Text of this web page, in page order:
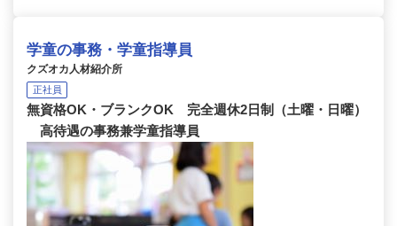
学童の事務・学童指導員
クズオカ人材紹介所
正社員
無資格OK・ブランクOK 完全週休2日制（土曜・日曜）
高待遇の事務兼学童指導員